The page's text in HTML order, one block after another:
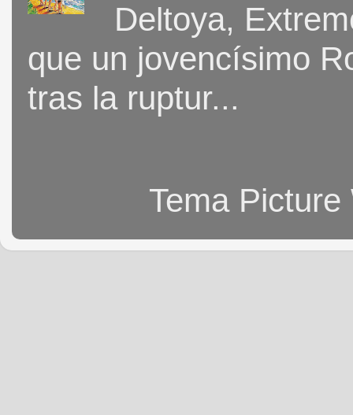
Deltoya,
que un jovencísimo
tras la ruptur...
Tema